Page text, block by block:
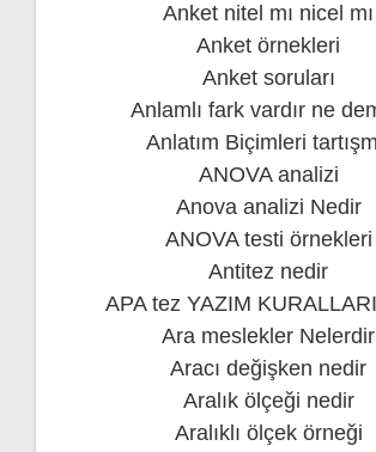
Anket nitel mı nicel mı
Anket örnekleri
Anket soruları
Anlamlı fark vardır ne
Anlatım Biçimleri
ANOVA analizi
Anova analizi Nedir
ANOVA testi örnekleri
Antitez nedir
APA tez YAZIM
Ara meslekler Nelerdir
Aracı değişken nedir
Aralık ölçeği nedir
Aralıklı ölçek örneği